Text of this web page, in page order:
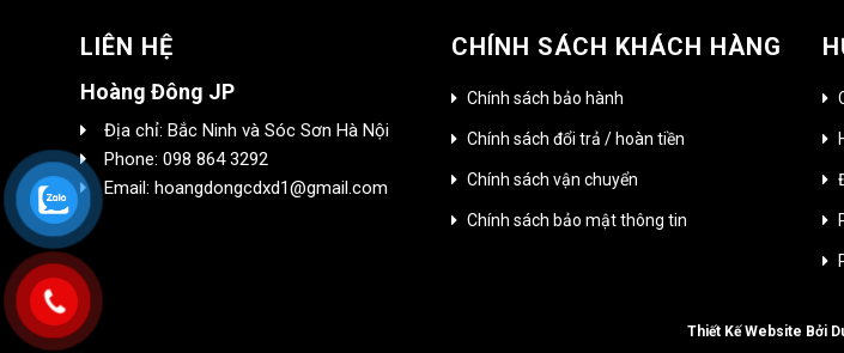
LIÊN HỆ
Hoàng Đông JP
Địa chỉ: Bắc Ninh và Sóc Sơn Hà Nội
Phone: 098 864 3292
Email: hoangdongcdxd1@gmail.com
CHÍNH SÁCH KHÁCH HÀNG
Chính sách bảo hành
Chính sách đổi trả / hoàn tiền
Chính sách vận chuyển
Chính sách bảo mật thông tin
Thiết Kế Website Bởi